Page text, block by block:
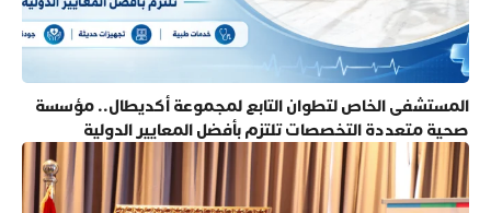
المستشفى الخاص لتطوان التابع لمجموعة أكديطال.. مؤسسة
صحية متعددة التخصصات تلتزم بأفضل المعايير الدولية